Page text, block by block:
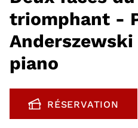
triomphant -
piano
RÉSERVATION
, OUVRE